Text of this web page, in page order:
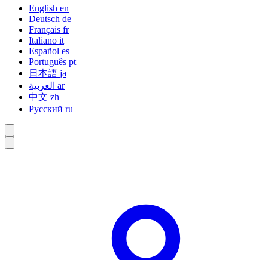
English en
Deutsch de
Français fr
Italiano it
Español es
Português pt
日本語 ja
ar
中文 zh
Русский ru